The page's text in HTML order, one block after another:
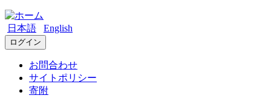
日本語 English
ログイン
お問合わせ
サイトポリシー
寄附